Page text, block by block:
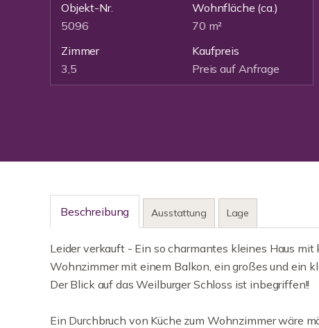
Objekt-Nr.
5096
Wohnfläche (ca.)
70 m²
Zimmer
3,5
Kaufpreis
Preis auf Anfrage
Beschreibung Ausstattung Lage
Leider verkauft - Ein so charmantes kleines Haus mit
Wohnzimmer mit einem Balkon, ein großes und ein
Der Blick auf das Weilburger Schloss ist inbegriffen!!
Ein Durchbruch von Küche zum Wohnzimmer wäre